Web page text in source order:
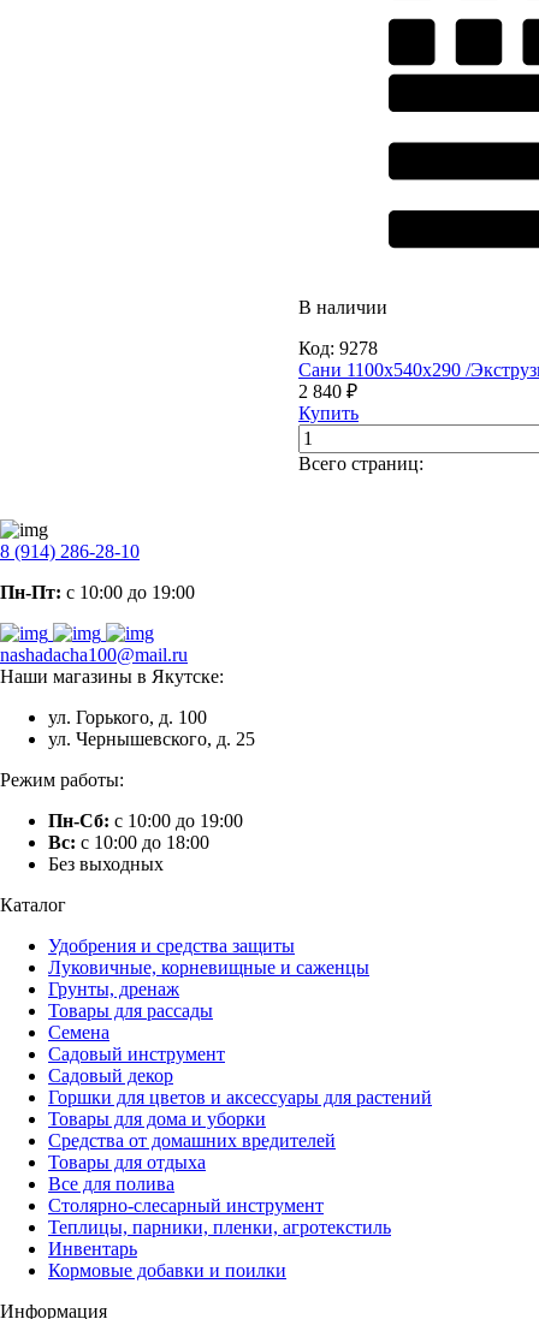
В наличии
Код: 9278
Сани 1100х540х290 /
2 840 ₽
Купить
Всего страниц:
8 (914) 286-28-10
Пн-Пт: с 10:00 до 19:00
nashadacha100@mail.ru
Наши магазины в Якутске:
ул. Горького, д. 100
ул. Чернышевского, д. 25
Режим работы:
Пн-Сб: с 10:00 до 19:00
Вс: с 10:00 до 18:00
Без выходных
Каталог
Удобрения и средства защиты
Луковичные, корневищные и саженцы
Грунты, дренаж
Товары для рассады
Семена
Садовый инструмент
Садовый декор
Горшки для цветов и аксессуары для растений
Товары для дома и уборки
Средства от домашних вредителей
Товары для отдыха
Все для полива
Столярно-слесарный инструмент
Теплицы, парники, пленки, агротекстиль
Инвентарь
Кормовые добавки и поилки
Информация